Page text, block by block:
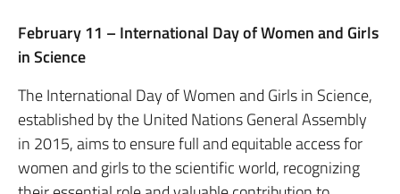
February 11 – International Day of Women and Girls
in Science
The International Day of Women and Girls in Science,
established by the United Nations General Assembly
in 2015, aims to ensure full and equitable access for
women and girls to the scientific world, recognizing